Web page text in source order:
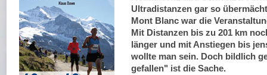
Ultradistanzen gar so
Mont Blanc war die
Mit Distanzen bis zu 201 km
länger und mit Anstiegen bis
wollte man sein. Doch bildlich
gefallen" ist die Sache.